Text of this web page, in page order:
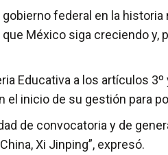
federal en la
México siga creciendo y,
Educativa a los artículos
el inicio de su gestión para
de convocatoria y de
Xi Jinping”, expresó.